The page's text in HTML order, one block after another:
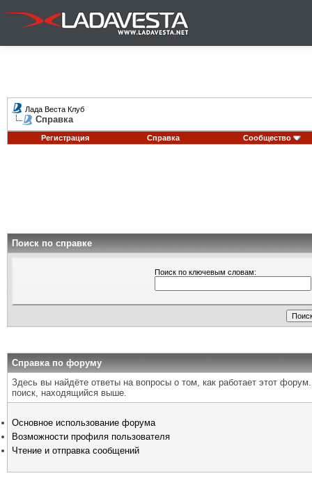
Лада Веста Клуб
Справка
Регистрация Справка Сообщество
Поиск по справке
Поиск по ключевым словам:
Справка по форуму
Здесь вы найдёте ответы на вопросы о том, как работает этот
поиск, находящийся выше.
Основное использование форума
Возможности профиля пользователя
Чтение и отправка сообщений